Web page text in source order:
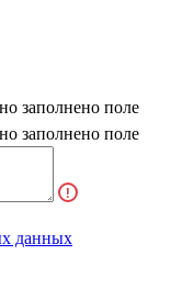
заполнено поле
заполнено поле
данных